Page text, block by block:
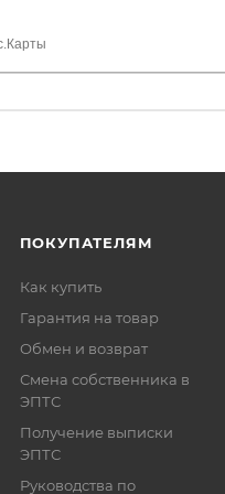
Дмитрию, за
ПОКУПАТЕЛЯМ
Как купить
Гарантия на товар
Обмен и возврат
Смена собственника в
ЭПТС
Получение выписки
ЭПТС
Руководства по